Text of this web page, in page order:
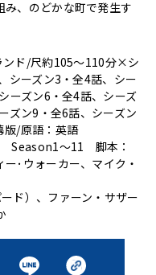
み、のどかな町で発生す
ド/尺約105～110分×シ
シーズン3・全4話、シー
ーズン6・全4話、シーズ
ズン9・全6話、シーズン
版/原語：英語
Season1～11 脚本：
･ウォーカー、マイク・
ド）、ファーン・サザー